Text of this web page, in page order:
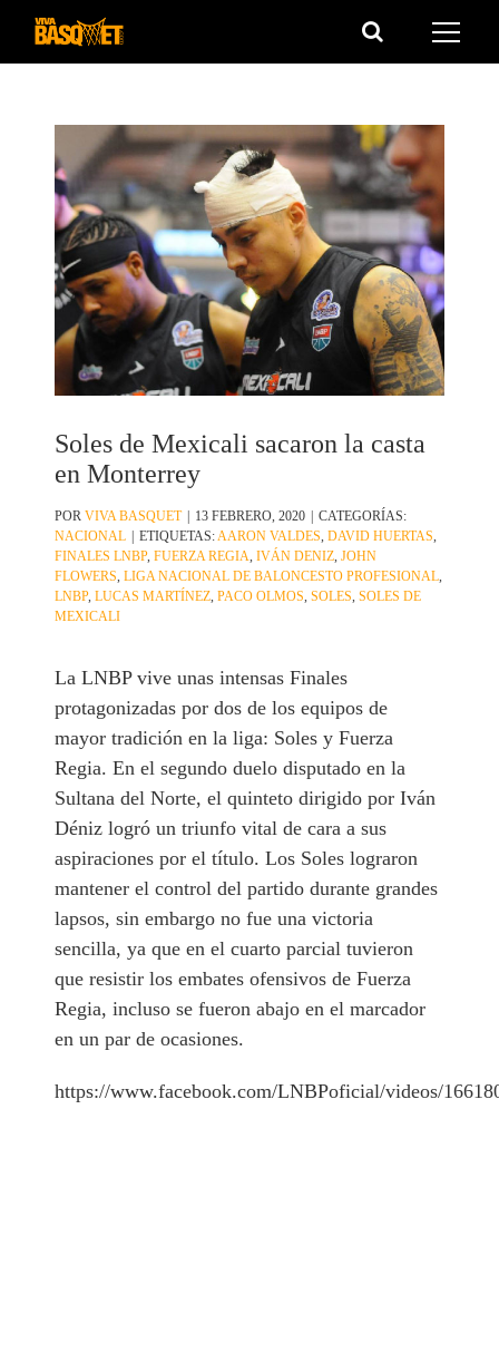
Saltar
Soles de Mexicali sacaron la casta
en Monterrey
PORVIVA BASQUET | 13 FEBRERO, 2020 | CATEGORÍAS:
NACIONAL | ETIQUETAS: AARON VALDES ,DAVID HUERTAS
FINALES LNBP,FUERZA REGIA ,IVÁN DENIZ ,JOHN
FLOWERS ,LIGA NACIONAL DE BALONCESTO PROFESIONAL
LNBP,LUCAS MARTÍNEZ ,PACO OLMOS ,SOLES ,SOLES DE
MEXICALI
La LNBP vive unas intensas Finales
protagonizadas por dos de los equipos de
mayor tradición en la liga: Soles y Fuerza
Regia. En el segundo duelo disputado en la
Sultana del Norte, el quinteto dirigido por Iván
Déniz logró un triunfo vital de cara a sus
aspiraciones por el título. Los Soles lograron
mantener el control del partido durante grandes
lapsos, sin embargo no fue una victoria
sencilla, ya que en el cuarto parcial tuvieron
que resistir los embates ofensivos de Fuerza
Regia, incluso se fueron abajo en el marcador
en un par de ocasiones.
https://www.facebook.com/LNBPoficial/videos/